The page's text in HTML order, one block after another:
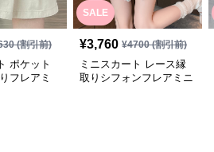
(割引前)
ポケット
フレアミ
SALE
¥3,760 ¥4700(割引前)
ミニスカート レース縁
取りシフォンフレアミニ